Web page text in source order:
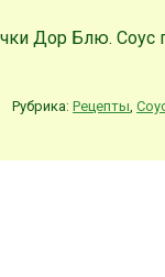
Дор Блю. Соус
Рубрика:Рецепты ,